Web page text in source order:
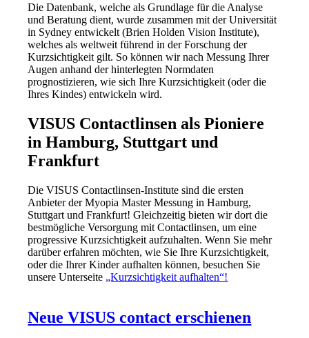
Die Datenbank, welche als Grundlage für die Analyse
und Beratung dient, wurde zusammen mit der Universität
in Sydney entwickelt (Brien Holden Vision Institute),
welches als weltweit führend in der Forschung der
Kurzsichtigkeit gilt. So können wir nach Messung Ihrer
Augen anhand der hinterlegten Normdaten
prognostizieren, wie sich Ihre Kurzsichtigkeit (oder die
Ihres Kindes) entwickeln wird.
VISUS Contactlinsen als Pioniere
in Hamburg, Stuttgart und
Frankfurt
Die VISUS Contactlinsen-Institute sind die ersten
Anbieter der Myopia Master Messung in Hamburg,
Stuttgart und Frankfurt! Gleichzeitig bieten wir dort die
bestmögliche Versorgung mit Contactlinsen, um eine
progressive Kurzsichtigkeit aufzuhalten. Wenn Sie mehr
darüber erfahren möchten, wie Sie Ihre Kurzsichtigkeit,
oder die Ihrer Kinder aufhalten können, besuchen Sie
unsere Unterseite „Kurzsichtigkeit aufhalten“!
Neue VISUS contact erschienen